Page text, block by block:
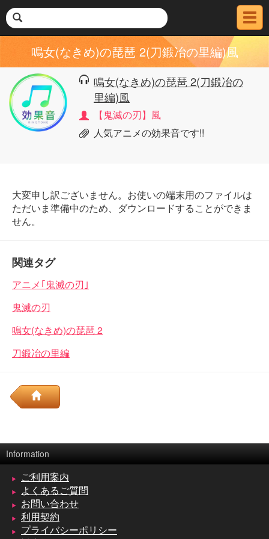
メ
ニ
鳴女(なきめ)の琵琶 2(刀鍛冶の里編)風
鳴女(なきめ)の琵琶 2(刀鍛冶の
里編)風
【鬼滅の刃】風
人気アニメの効果音です!!
大変申し訳ございません。お使いの端末用のファイルは
ただいま準備中のため、ダウンロードすることができま
せん。
関連タグ
アニメ｢鬼滅の刃｣
鬼滅の刃
鳴女(なきめ)の琵琶 2
刀鍛冶の里編
Information
ご利用案内
よくあるご質問
お問い合わせ
利用契約
プライバシーポリシー